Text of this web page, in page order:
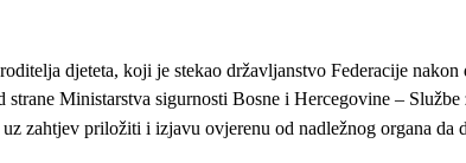
djeteta, koji je stekao državljanstvo Federacije nakon
strane Ministarstva sigurnosti Bosne i Hercegovine – Službe
uz zahtjev priložiti i izjavu ovjerenu od nadležnog organa da